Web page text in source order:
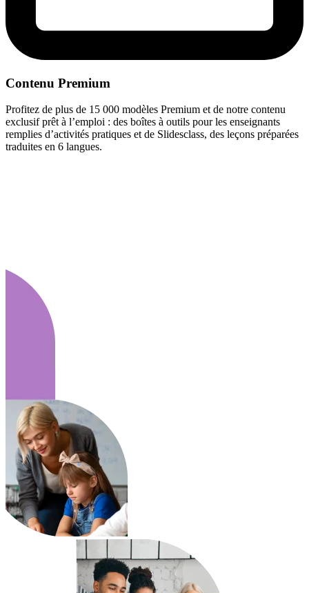
Contenu Premium
Profitez de plus de 15 000 modèles Premium et de notre contenu
exclusif prêt à l’emploi : des boîtes à outils pour les enseignants
remplies d’activités pratiques et de Slidesclass, des leçons préparées
traduites en 6 langues.